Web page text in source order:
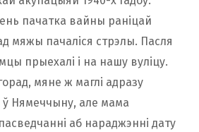
пачатка вайны раніцай
ад мяжы пачаліся стрэлы. Пасля
прыехалі і на нашу вуліцу.
мяне ж маглі адразу
Нямеччыну, але мама
аб нараджэнні дату